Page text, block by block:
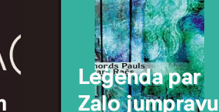
Leģenda par
Zaļo jumpravu